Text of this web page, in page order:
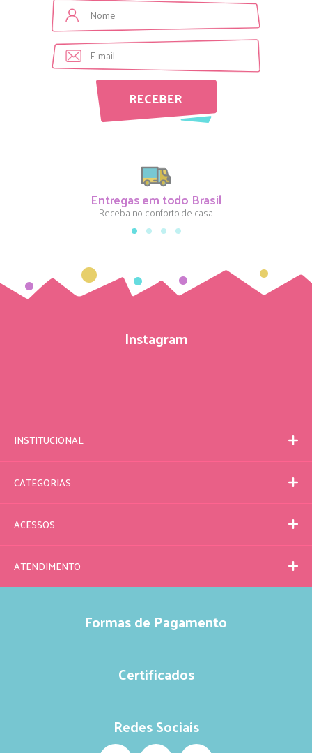
Entregas em todo Brasil
Receba no conforto de casa
Instagram
INSTITUCIONAL
CATEGORIAS
ACESSOS
ATENDIMENTO
Formas de Pagamento
Certificados
Redes Sociais